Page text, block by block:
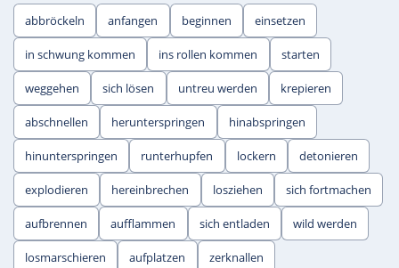
abbröckeln anfangen beginnen einsetzen
in schwung kommen ins rollen kommen starten
weggehen sich lösen untreu werden krepieren
abschnellen herunterspringen hinabspringen
hinunterspringen runterhupfen lockern detonieren
explodieren hereinbrechen losziehen sich fortmachen
aufbrennen aufflammen sich entladen wild werden
losmarschieren aufplatzen zerknallen